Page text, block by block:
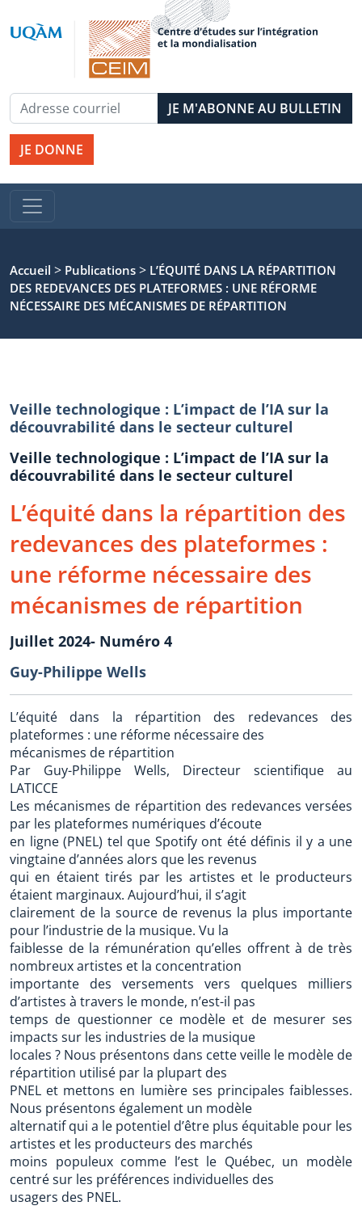
JE DONNE
Accueil > Publications > L’ÉQUITÉ DANS LA RÉPARTITION
DES REDEVANCES DES PLATEFORMES : UNE RÉFORME
NÉCESSAIRE DES MÉCANISMES DE RÉPARTITION
Veille technologique : L’impact de l’IA sur la
découvrabilité dans le secteur culturel
Veille technologique : L’impact de l’IA sur la
découvrabilité dans le secteur culturel
L’équité dans la répartition des
redevances des plateformes :
une réforme nécessaire des
mécanismes de répartition
Juillet 2024- Numéro 4
Guy-Philippe Wells
L’équité dans la répartition des redevances des
plateformes : une réforme nécessaire des
mécanismes de répartition
Par Guy-Philippe Wells, Directeur scientifique au
LATICCE
Les mécanismes de répartition des redevances versées
par les plateformes numériques d’écoute
en ligne (PNEL) tel que Spotify ont été définis il y a une
vingtaine d’années alors que les revenus
qui en étaient tirés par les artistes et le producteurs
étaient marginaux. Aujourd’hui, il s’agit
clairement de la source de revenus la plus importante
pour l’industrie de la musique. Vu la
faiblesse de la rémunération qu’elles offrent à de très
nombreux artistes et la concentration
importante des versements vers quelques milliers
d’artistes à travers le monde, n’est-il pas
temps de questionner ce modèle et de mesurer ses
impacts sur les industries de la musique
locales ? Nous présentons dans cette veille le modèle de
répartition utilisé par la plupart des
PNEL et mettons en lumière ses principales faiblesses.
Nous présentons également un modèle
alternatif qui a le potentiel d’être plus équitable pour les
artistes et les producteurs des marchés
moins populeux comme l’est le Québec, un modèle
centré sur les préférences individuelles des
usagers des PNEL.